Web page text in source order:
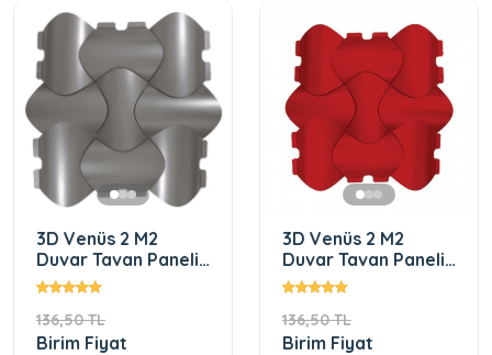
3D Venüs 2 M2
Duvar Tavan Paneli
Gümüş Rengi
136,50 TL
Birim Fiyat
3D Venüs 2 M2
Duvar Tavan Paneli
Kırmızı Rengi
136,50 TL
Birim Fiyat